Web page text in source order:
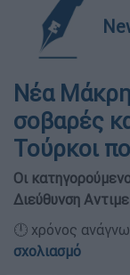
Νέα
σοβαρές
Τούρκοι
Οι
Διεύθυνση
🕛 χρόνος
σχολιασμό